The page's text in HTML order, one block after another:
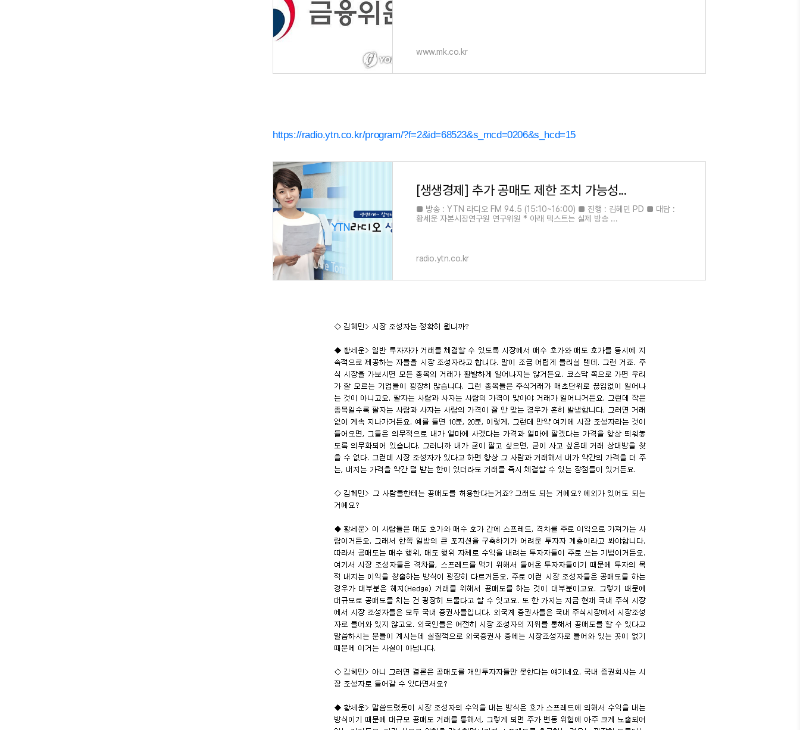
www.mk.co.kr
https://radio.ytn.co.kr/program/?f=2&id=68523&s_mcd=0206&s_hcd=15
[생생경제] 추가 공매도 제한 조치 가능성...
■ 방송 : YTN 라디오 FM 94.5 (15:10~16:00) ■ 진행 : 김혜민 PD ■ 대담 :
황세운 자본시장연구원 연구위원 * 아래 텍스트는 실제 방송 ...
radio.ytn.co.kr